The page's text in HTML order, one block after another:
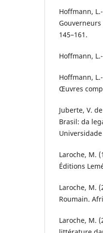
Hoffmann,
Gouverneurs
145–161.
Hoffmann,
Hoffmann,
Œuvres
Juberte, V.
Brasil: da
Universidade
Laroche, M.
Éditions
Laroche, M.
Roumain.
Laroche, M.